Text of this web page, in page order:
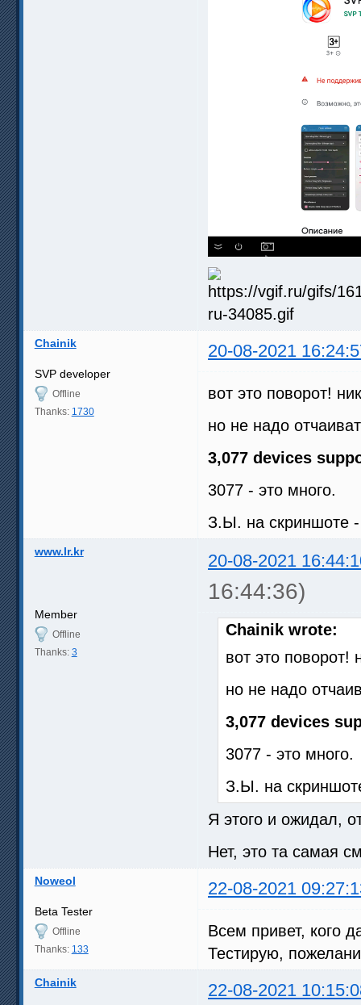
Chainik 20-08-2021
SVP developer
Offline
Thanks: 1730
вот это поворот!
но не надо
3,077 devices
3077 - это много.
З.Ы. на скриншоте
www.lr.kr 20-08-2021
16:44:36)
Member
Offline
Thanks: 3
Chainik wrote:
вот это поворот!
но не надо
3,077 devices
3077 - это много.
З.Ы. на
Я этого и ожидал,
Нет, это та самая
Noweol 22-08-2021
Beta Tester
Offline
Thanks: 133
Всем привет, кого
Тестирую,
Chainik 22-08-2021